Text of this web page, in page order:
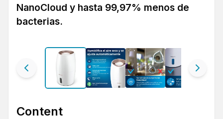
NanoCloud y hasta 99,97% menos de
bacterias.
Content